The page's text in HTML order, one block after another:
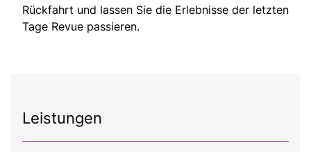
Rückfahrt und lassen Sie die Erlebnisse der letzten
Tage Revue passieren.
Leistungen